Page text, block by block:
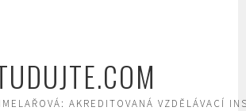
AKREDITOVANÁ VZDĚLÁVACÍ